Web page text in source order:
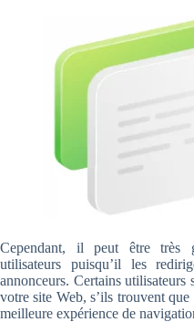
Cependant, il peut être très
utilisateurs puisqu’il les
annonceurs. Certains utilisateurs
votre site Web, s’ils trouvent
meilleure expérience de